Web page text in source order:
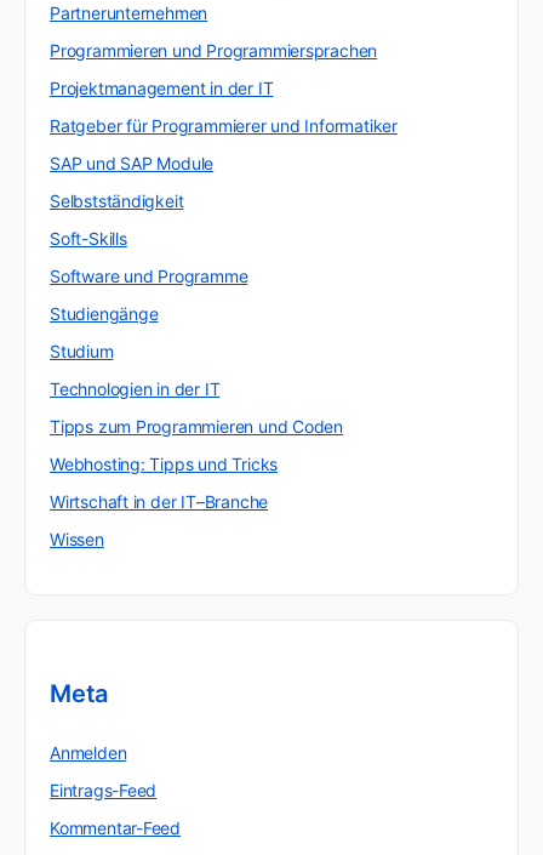
Partnerunternehmen
Programmieren und Programmiersprachen
Projektmanagement in der IT
Ratgeber für Programmierer und Informatiker
SAP und SAP Module
Selbstständigkeit
Soft-Skills
Software und Programme
Studiengänge
Studium
Technologien in der IT
Tipps zum Programmieren und Coden
Webhosting: Tipps und Tricks
Wirtschaft in der IT–Branche
Wissen
Meta
Anmelden
Eintrags-Feed
Kommentar-Feed